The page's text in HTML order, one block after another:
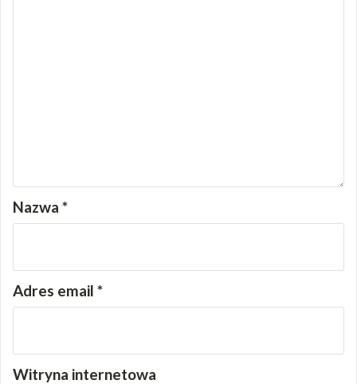
Nazwa *
Adres email *
Witryna internetowa